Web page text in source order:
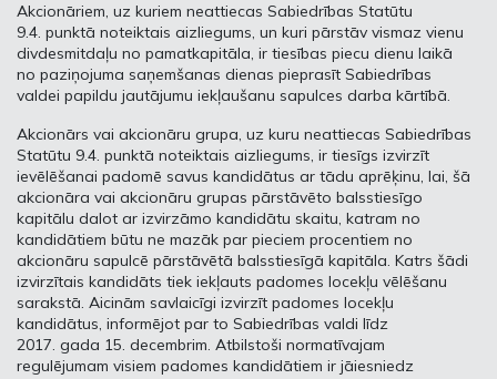
Akcionāriem, uz kuriem neattiecas Sabiedrības Statūtu
9.4. punktā noteiktais aizliegums, un kuri pārstāv vismaz vienu
divdesmitdaļu no pamatkapitāla, ir tiesības piecu dienu laikā
no paziņojuma saņemšanas dienas pieprasīt Sabiedrības
valdei papildu jautājumu iekļaušanu sapulces darba kārtībā.
Akcionārs vai akcionāru grupa, uz kuru neattiecas Sabiedrības
Statūtu 9.4. punktā noteiktais aizliegums, ir tiesīgs izvirzīt
ievēlēšanai padomē savus kandidātus ar tādu aprēķinu, lai, šā
akcionāra vai akcionāru grupas pārstāvēto balsstiesīgo
kapitālu dalot ar izvirzāmo kandidātu skaitu, katram no
kandidātiem būtu ne mazāk par pieciem procentiem no
akcionāru sapulcē pārstāvētā balsstiesīgā kapitāla. Katrs šādi
izvirzītais kandidāts tiek iekļauts padomes locekļu vēlēšanu
sarakstā. Aicinām savlaicīgi izvirzīt padomes locekļu
kandidātus, informējot par to Sabiedrības valdi līdz
2017. gada 15. decembrim. Atbilstoši normatīvajam
regulējumam visiem padomes kandidātiem ir jāiesniedz